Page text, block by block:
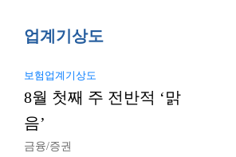
업계기상도
보험업계기상도
8월 첫째 주 전반적 ‘맑
음’
금융/증권